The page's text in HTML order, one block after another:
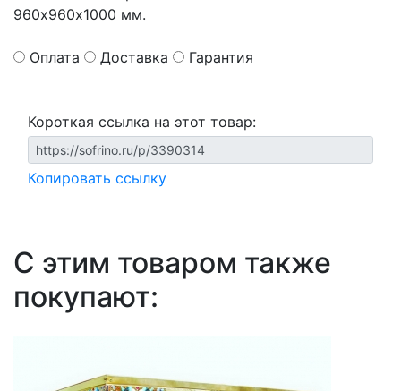
960х960х1000 мм.
Оплата Доставка Гарантия
Короткая ссылка на этот товар:
Копировать ссылку
С этим товаром также
покупают: